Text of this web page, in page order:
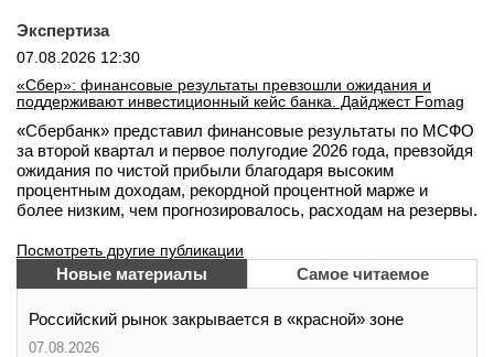
Экспертиза
07.08.2026 12:30
«Сбер»: финансовые результаты превзошли ожидания и
поддерживают инвестиционный кейс банка. Дайджест Fomag
«Сбербанк» представил финансовые результаты по МСФО
за второй квартал и первое полугодие 2026 года, превзойдя
ожидания по чистой прибыли благодаря высоким
процентным доходам, рекордной процентной марже и
более низким, чем прогнозировалось, расходам на резервы.
Посмотреть другие публикации
Новые материалы Самое читаемое
Российский рынок закрывается в «красной» зоне
07.08.2026